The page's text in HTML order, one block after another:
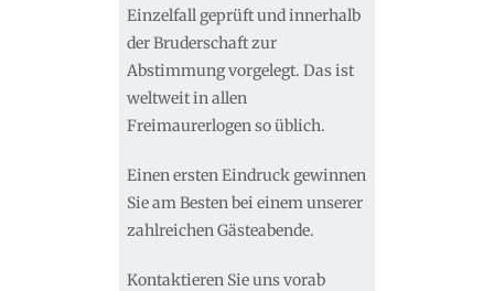
Einzelfall geprüft und innerhalb
der Bruderschaft zur
Abstimmung vorgelegt. Das ist
weltweit in allen
Freimaurerlogen so üblich.
Einen ersten Eindruck gewinnen
Sie am Besten bei einem unserer
zahlreichen Gästeabende.
Kontaktieren Sie uns vorab